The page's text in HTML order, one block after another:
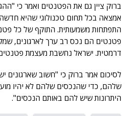
ברוק ציין גם את הפטנטים ואמר כי
אמצאה בכל תחום טכנולוגי שהיא
פטנטים הם נכס רב ערך לארגונים,
דרמטית. ישראל נחשבת מעצמת
לסיכום אמר ברוק כי "חשוב שארגונים
שלהם, כדי שהנכסים שלהם לא יהיו
היתרונות שיש להם באותם הנכסים".